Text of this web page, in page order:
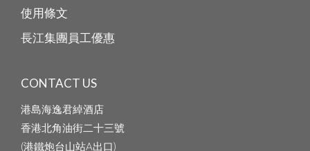
使用條文
長江集團員工優惠
CONTACT US
港島海逸君綽酒店
香港北角油街二十三號
(港鐵炮台山站A出口)